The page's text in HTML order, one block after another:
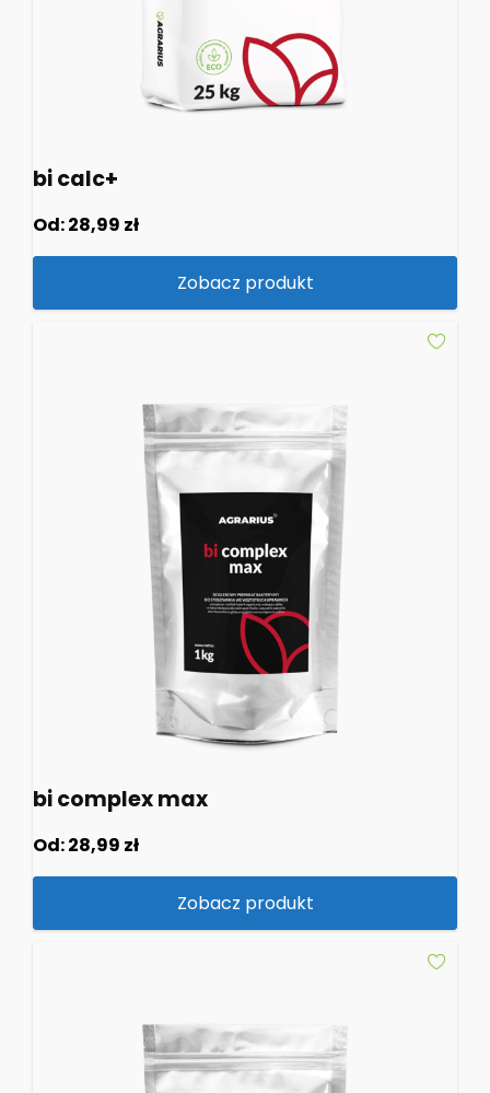
bi calc+
Od:28,99 zł
Zobacz produkt
bi complex max
Od:28,99 zł
Zobacz produkt